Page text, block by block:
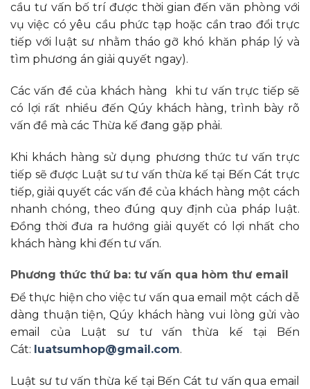
cầu tư vấn bố trí được thời gian đến văn phòng với
vụ việc có yêu cầu phức tạp hoặc cần trao đổi trực
tiếp với luật sư nhằm tháo gỡ khó khăn pháp lý và
tìm phương án giải quyết ngay).
Các vấn đề của khách hàng khi tư vấn trực tiếp sẽ
có lợi rất nhiều đến Qúy khách hàng, trình bày rõ
vấn đề mà các Thừa kế đang gặp phải.
Khi khách hàng sử dụng phương thức tư vấn trực
tiếp sẽ được Luật sư tư vấn thừa kế tại Bến Cát trực
tiếp, giải quyết các vấn đề của khách hàng một cách
nhanh chóng, theo đúng quy định của pháp luật.
Đồng thời đưa ra hướng giải quyết có lợi nhất cho
khách hàng khi đến tư vấn.
Phương thức thứ ba: tư vấn qua hòm thư email
Để thực hiện cho việc tư vấn qua email một cách dễ
dàng thuận tiện, Qúy khách hàng vui lòng gửi vào
email của Luật sư tư vấn thừa kế tại Bến
Cát: luatsumhop@gmail.com.
Luật sư tư vấn thừa kế tại Bến Cát tư vấn qua email